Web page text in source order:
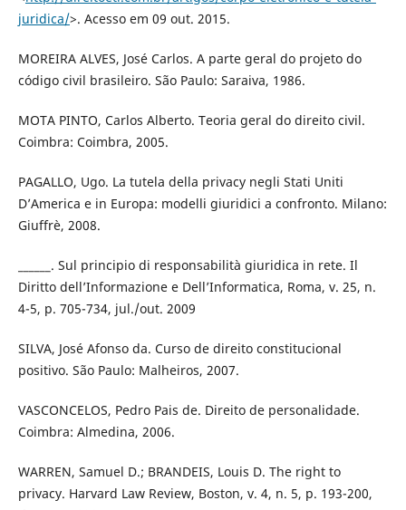
juridica/>. Acesso em 09 out. 2015.
MOREIRA ALVES, José Carlos. A parte geral do projeto do
código civil brasileiro. São Paulo: Saraiva, 1986.
MOTA PINTO, Carlos Alberto. Teoria geral do direito civil.
Coimbra: Coimbra, 2005.
PAGALLO, Ugo. La tutela della privacy negli Stati Uniti
D’America e in Europa: modelli giuridici a confronto. Milano:
Giuffrè, 2008.
______. Sul principio di responsabilità giuridica in rete. Il
Diritto dell’Informazione e Dell’Informatica, Roma, v. 25, n.
4-5, p. 705-734, jul./out. 2009
SILVA, José Afonso da. Curso de direito constitucional
positivo. São Paulo: Malheiros, 2007.
VASCONCELOS, Pedro Pais de. Direito de personalidade.
Coimbra: Almedina, 2006.
WARREN, Samuel D.; BRANDEIS, Louis D. The right to
privacy. Harvard Law Review, Boston, v. 4, n. 5, p. 193-200,